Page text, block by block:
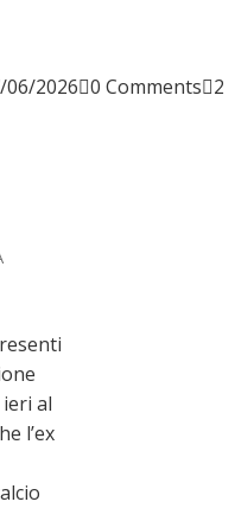
06/2026 0 Comments 2
al
l’ex